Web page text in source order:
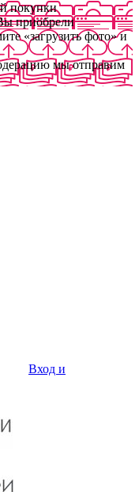
покупки
приобрели
«загрузить фото» и
мы отправим
Вход и